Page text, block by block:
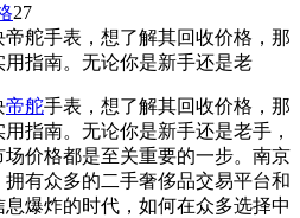
27
舵手表，想了解其回收价格，那
指南。无论你是新手还是老
帝舵手表，想了解其回收价格，那
指南。无论你是新手还是老手，
价格都是至关重要的一步。南京
有众多的二手奢侈品交易平台和
爆炸的时代，如何在众多选择中